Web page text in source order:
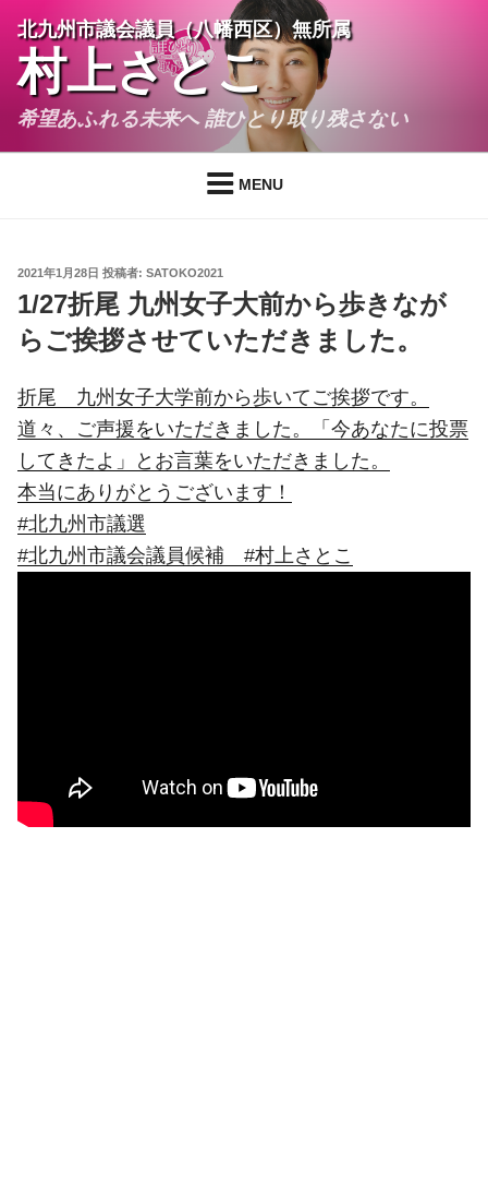
へ
北九州市議会議員（八幡西区）無所属
村上さとこ
希望あふれる未来へ 誰ひとり取り残さない
MENU
投
日:
2021年1月28日 投稿者: SATOKO2021
1/27折尾 九州女子大前から歩きなが
らご挨拶させていただきました。
折尾 九州女子大学前から歩いてご挨拶です。
道々、ご声援をいただきました。「今あなたに投票
してきたよ」とお言葉をいただきました。
本当にありがとうございます！
#北九州市議選
#北九州市議会議員候補 #村上さとこ